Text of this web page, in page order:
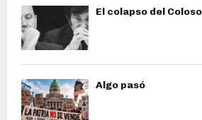
El colapso del Coloso
Algo pasó